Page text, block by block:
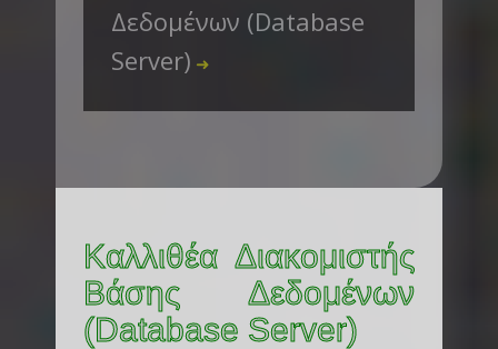
Δεδομένων (Database
Server) ➜
Καλλιθέα Διακομιστής
Βάσης Δεδομένων
(Database Server)